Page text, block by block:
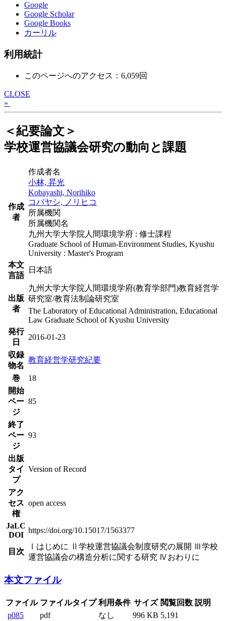
Google
Google Scholar
Google Books
カーリル
利用統計
このページへのアクセス：6,059回
CLOSE
»
＜紀要論文＞
学校運営協議会研究の動向と課題
作成
者
作成者名
小林, 昇光
Kobayashi, Norihiko
コバヤシ, ノリヒコ
所属機関
所属機関名
九州大学大学院人間環境学府 : 修士課程
Graduate School of Human-Environment Studies, Kyushu
University : Master's Program
本文
言語
日本語
出版
者
九州大学大学院人間環境学府(教育学部門)教育経営学
研究室/教育法制論研究室
The Laboratory of Educational Administration, Educational
Law Graduate School of Kyushu University
発行
日
2016-01-23
収録
物名
教育経営学研究紀要
巻
18
開始
ペー
ジ
85
終了
ペー
ジ
93
出版
タイ
プ
Version of Record
アク
セス
権
open access
JaLC
DOI
https://doi.org/10.15017/1563377
目次
Ⅰはじめに Ⅱ学校運営協議会制度研究の展開 Ⅲ学校
運営協議会の構造分析に関する研究 Ⅳおわりに
本文ファイル
ファイル ファイルタイプ 利用条件 サイズ 閲覧回数 説明
p085
pdf なし 996 KB 5,191